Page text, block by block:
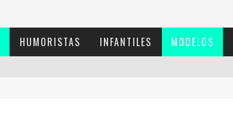
HUMORISTAS INFANTILES MODELOS